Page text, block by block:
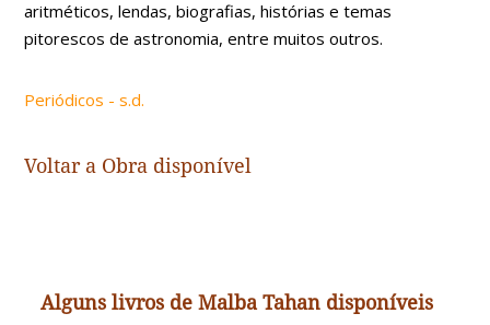
aritméticos, lendas, biografias, histórias e temas
pitorescos de astronomia, entre muitos outros.
Periódicos - s.d.
Voltar a Obra disponível
Alguns livros de Malba Tahan disponíveis